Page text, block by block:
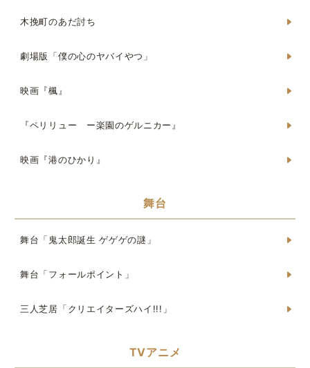
木挽町のあだ討ち
劇場版「僕の心のヤバイやつ」
映画『楓』
『ペリリュー ー楽園のゲルニカー』
映画『港のひかり』
舞台
舞台「鬼太郎誕生 ゲゲゲの謎」
舞台「フォールポイント」
三人芝居「クリエイターズハイ!!!」
TVアニメ